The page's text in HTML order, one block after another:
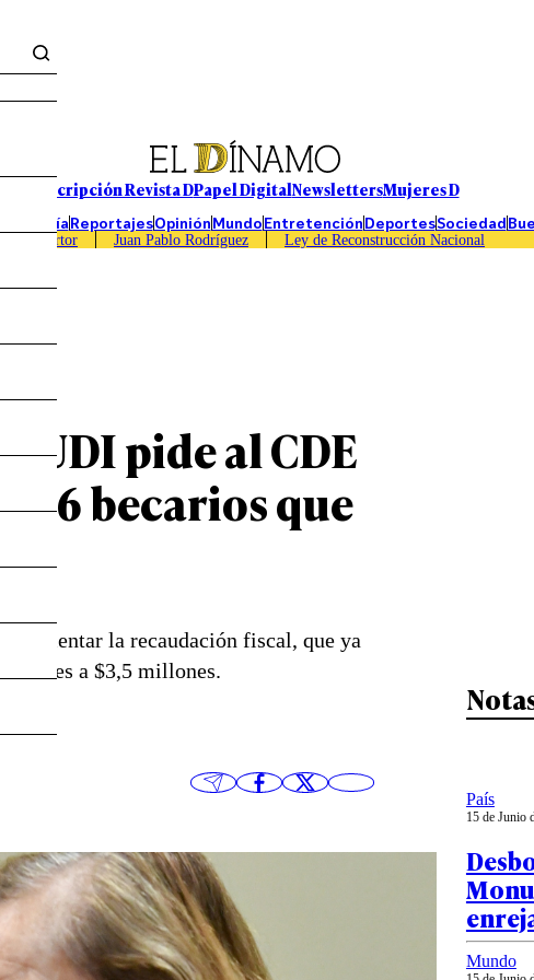
Suscripción Revista DPapel DigitalNewslettersMujeres D
EconomíaReportajesOpiniónMundoEntretenciónDeportesSociedad
Caso Sartor Juan Pablo Rodríguez Ley de Reconstrucción Nacional
UDI pide al CDE
becarios que
aumentar la recaudación fiscal, que ya
a $3,5 millones.
País
15 de Junio
Mundo